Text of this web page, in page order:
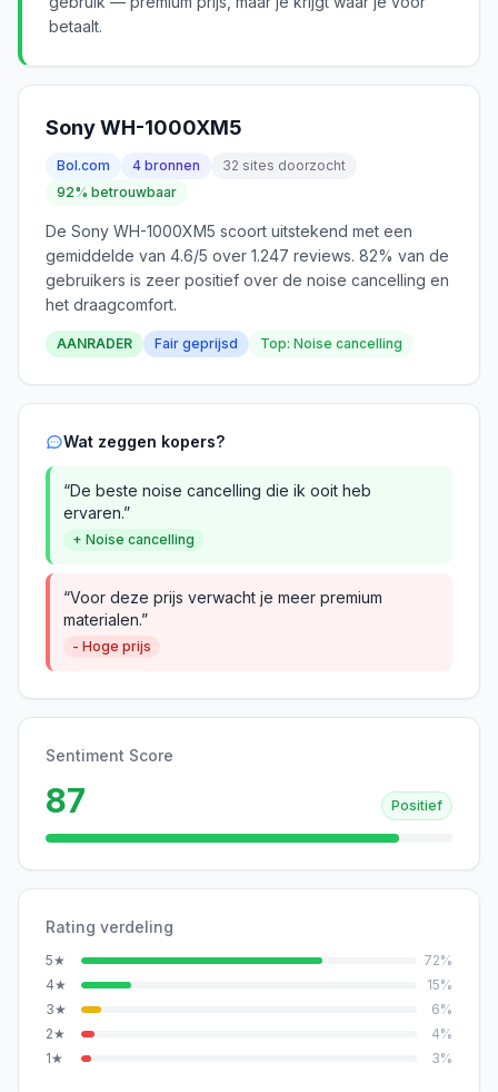
betaalt.
Sony WH-1000XM5
Bol.com 4 bronnen
32 sites doorzocht
92% betrouwbaar
De Sony WH-1000XM5 scoort uitstekend met een
gemiddelde van 4.6/5 over 1.247 reviews. 82% van de
gebruikers is zeer positief over de noise cancelling en
het draagcomfort.
AANRADER Fair geprijsd Top: Noise cancelling
Wat zeggen kopers?
“De beste noise cancelling die ik ooit heb
ervaren.”
+ Noise cancelling
“Voor deze prijs verwacht je meer premium
materialen.”
- Hoge prijs
Sentiment Score
87 Positief
Rating verdeling
5★ 72%
4★ 15%
3★ 6%
2★ 4%
1★ 3%